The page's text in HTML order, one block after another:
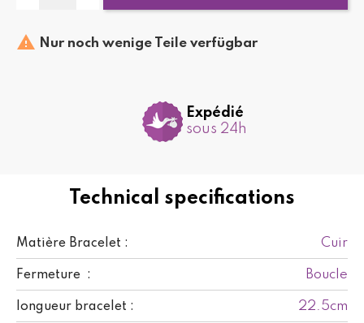
Technical specifications
Matière Bracelet : Cuir
Fermeture : Boucle
longueur bracelet : 22.5cm
 Nur noch wenige Teile verfügbar
Expédié
sous 24h